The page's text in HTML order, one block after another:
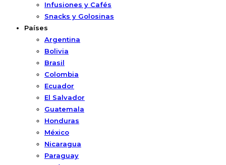
Infusiones y Cafés
Snacks y Golosinas
Países
Argentina
Bolivia
Brasil
Colombia
Ecuador
El Salvador
Guatemala
Honduras
México
Nicaragua
Paraguay